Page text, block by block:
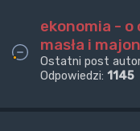
ekonomia - o
masła i
Ostatni post
Odpowiedzi: 1145